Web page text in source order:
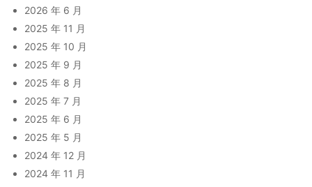
2026 年 6 月
2025 年 11 月
2025 年 10 月
2025 年 9 月
2025 年 8 月
2025 年 7 月
2025 年 6 月
2025 年 5 月
2024 年 12 月
2024 年 11 月